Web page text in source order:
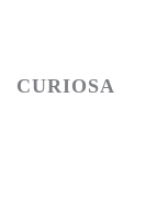
CURIOSA